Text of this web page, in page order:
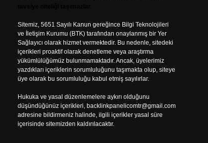
Sitemiz, 5651 Sayılı Kanun gereğince Bilgi Teknolojileri
ve İletişim Kurumu (BTK) tarafından onaylanmış bir Yer
Sağlayıcı olarak hizmet vermektedir. Bu nedenle, sitedeki
içerikleri proaktif olarak denetleme veya araştırma
yükümlülüğümüz bulunmamaktadır. Ancak, üyelerimiz
yazdıkları içeriklerin sorumluluğunu taşımakta olup, siteye
üye olarak bu sorumluluğu kabul etmiş sayılırlar.
Hukuka ve yasal düzenlemelere aykırı olduğunu
düşündüğünüz içerikleri, backlinkpanelicomtr@gmail.com
adresine bildirmeniz halinde, ilgili içerikler yasal süre
içerisinde sitemizden kaldırılacaktır.